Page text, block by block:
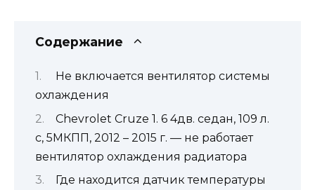
Содержание
Не включается вентилятор системы
охлаждения
Chevrolet Cruze 1. 6 4дв. седан, 109 л.
с, 5МКПП, 2012 – 2015 г. — не работает
вентилятор охлаждения радиатора
Где находится датчик температуры